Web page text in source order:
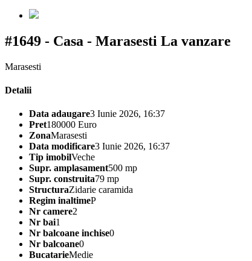
#1649 - Casa - Marasesti La vanzare
Marasesti
Detalii
Data adaugare3 Iunie 2026, 16:37
Pret180000 Euro
ZonaMarasesti
Data modificare3 Iunie 2026, 16:37
Tip imobilVeche
Supr. amplasament500 mp
Supr. construita79 mp
StructuraZidarie caramida
Regim inaltimeP
Nr camere2
Nr bai1
Nr balcoane inchise0
Nr balcoane0
BucatarieMedie